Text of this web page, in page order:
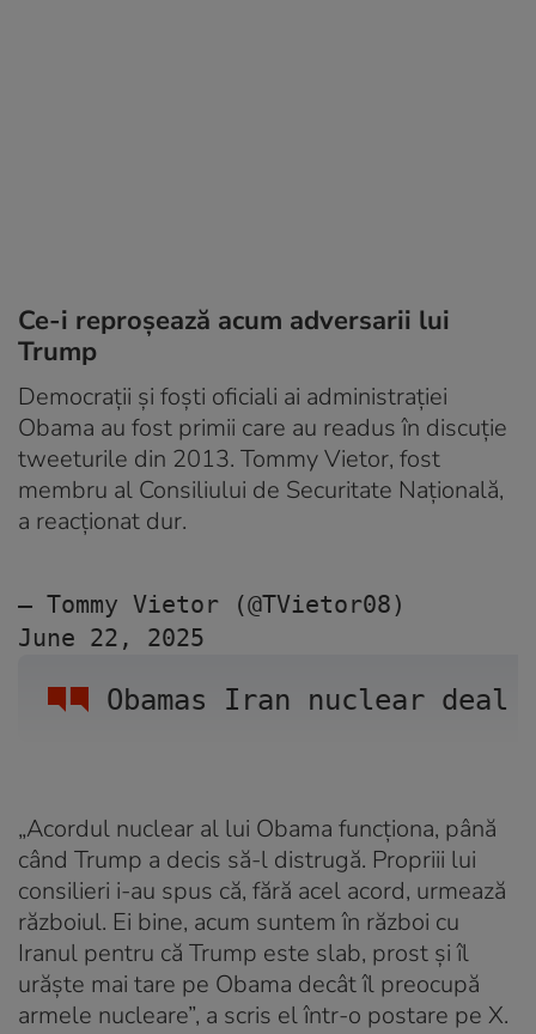
Ce-i reproșează acum adversarii lui
Trump
Democrații și foști oficiali ai administrației
Obama au fost primii care au readus în discuție
tweeturile din 2013. Tommy Vietor, fost
membru al Consiliului de Securitate Națională,
a reacționat dur.
Obamas Iran nuclear
— Tommy Vietor (@TVietor08)
June 22, 2025
„Acordul nuclear al lui Obama funcționa, până
când Trump a decis să-l distrugă. Propriii lui
consilieri i-au spus că, fără acel acord, urmează
războiul. Ei bine, acum suntem în război cu
Iranul pentru că Trump este slab, prost și îl
urăște mai tare pe Obama decât îl preocupă
armele nucleare”, a scris el într-o postare pe X.